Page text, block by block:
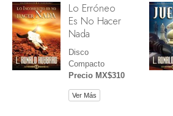
Lo Erróneo
Es No Hacer
Nada
Disco
Compacto
Precio MX$310
Ver Más